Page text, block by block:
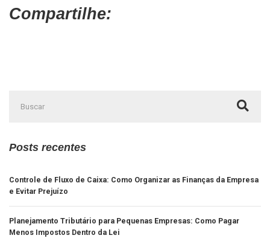
Compartilhe:
Posts recentes
Controle de Fluxo de Caixa: Como Organizar as Finanças da Empresa
e Evitar Prejuízo
Planejamento Tributário para Pequenas Empresas: Como Pagar
Menos Impostos Dentro da Lei